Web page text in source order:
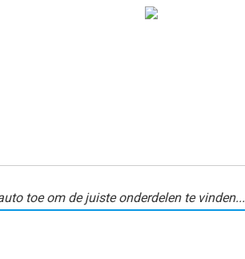
toe om de juiste onderdelen te vinden...